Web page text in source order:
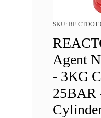
SKU: RE-
Agent
- 3KG
25BAR